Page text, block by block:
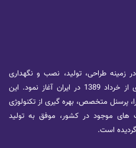
زمینه طراحی، تولید، نصب و نگهداری
سیستم های تصویرگر پزشکی هسته ای از خرداد 1389 در ایران آغاز نمود. این
پرسنل متخصص، بهره گیری از تکنولوژی
های موجود در کشور، موفق به تولید
است.